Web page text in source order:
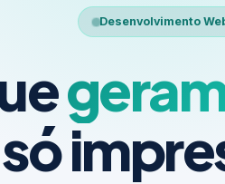
Desenvolvimento